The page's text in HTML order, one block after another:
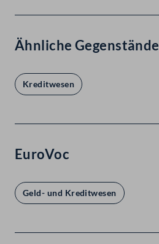
Ähnliche Gegenstände
Kreditwesen
EuroVoc
Geld- und Kreditwesen